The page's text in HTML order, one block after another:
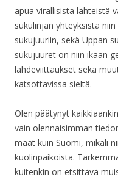
apua virallisista lähteistä
sukulinjan yhteyksistä
sukujuuriin, sekä Uppan
sukujuuret on niin ikään
lähdeviittaukset sekä
katsottavissa sieltä.
Olen päätynyt
vain olennaisimman
maat kuin Suomi, mikäli
kuolinpaikoista.
kuitenkin on etsittävä